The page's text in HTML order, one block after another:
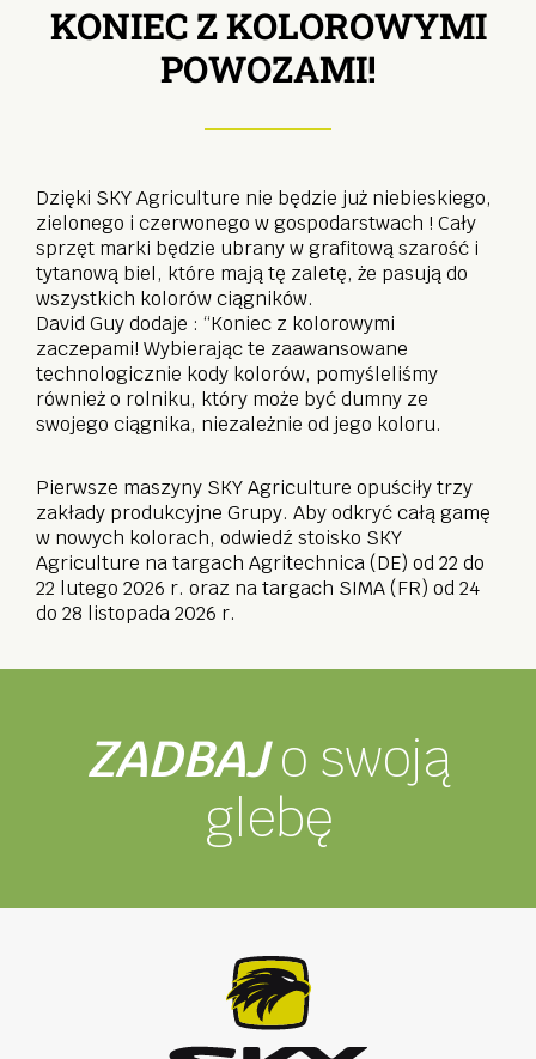
KONIEC Z KOLOROWYMI
POWOZAMI!
Dzięki SKY Agriculture nie będzie już niebieskiego,
zielonego i czerwonego w gospodarstwach ! Cały
sprzęt marki będzie ubrany w grafitową szarość i
tytanową biel, które mają tę zaletę, że pasują do
wszystkich kolorów ciągników.
David Guy dodaje : “Koniec z kolorowymi
zaczepami! Wybierając te zaawansowane
technologicznie kody kolorów, pomyśleliśmy
również o rolniku, który może być dumny ze
swojego ciągnika, niezależnie od jego koloru.
Pierwsze maszyny SKY Agriculture opuściły trzy
zakłady produkcyjne Grupy. Aby odkryć całą gamę
w nowych kolorach, odwiedź stoisko SKY
Agriculture na targach Agritechnica (DE) od 22 do
22 lutego 2026 r. oraz na targach SIMA (FR) od 24
do 28 listopada 2026 r.
ZADBAJo swoją
glebę